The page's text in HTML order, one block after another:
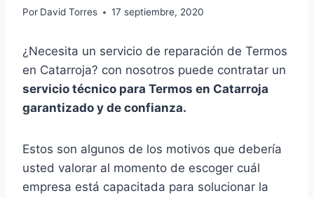
Por David Torres 17 septiembre, 2020
¿Necesita un servicio de reparación de Termos
en Catarroja? con nosotros puede contratar un
servicio técnico para Termos en Catarroja
garantizado y de confianza.
Estos son algunos de los motivos que debería
usted valorar al momento de escoger cuál
empresa está capacitada para solucionar la